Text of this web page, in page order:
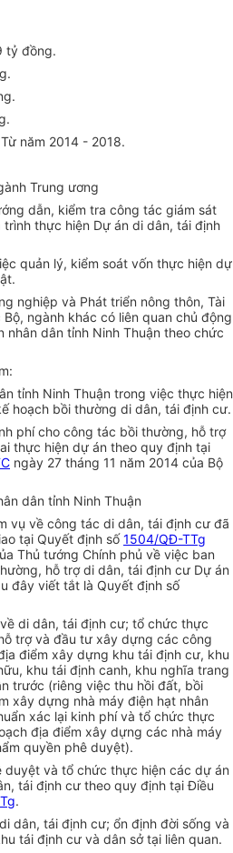
tỷ đồng.
năm 2014 - 2018.
Trung ương
dẫn, kiểm tra công tác giám sát
thực hiện Dự án di dân, tái định
quản lý, kiểm soát vốn thực hiện dự
nghiệp và Phát triển nông thôn, Tài
ngành khác có liên quan chủ động
nhân dân tỉnh Ninh Thuận theo chức
tỉnh Ninh Thuận trong việc thực hiện
hoạch bồi thường di dân, tái định cư.
phí cho công tác bồi thường, hỗ trợ
thực hiện dự án theo quy định tại
ngày 27 tháng 11 năm 2014 của Bộ
dân tỉnh Ninh Thuận
vụ về công tác di dân, tái định cư đã
tại Quyết định số1504/QĐ-TTg
Thủ tướng Chính phủ về việc ban
, hỗ trợ di dân, tái định cư Dự án
đây viết tắt là Quyết định số
di dân, tái định cư; tổ chức thực
trợ và đầu tư xây dựng các công
điểm xây dựng khu tái định cư, khu
khu tái định canh, khu nghĩa trang
trước (riêng việc thu hồi đất, bồi
xây dựng nhà máy điện hạt nhân
xác lại kinh phí và tổ chức thực
địa điểm xây dựng các nhà máy
quyền phê duyệt).
duyệt và tổ chức thực hiện các dự án
tái định cư theo quy định tại Điều
.
dân, tái định cư; ổn định đời sống và
tái định cư và dân sở tại liên quan.